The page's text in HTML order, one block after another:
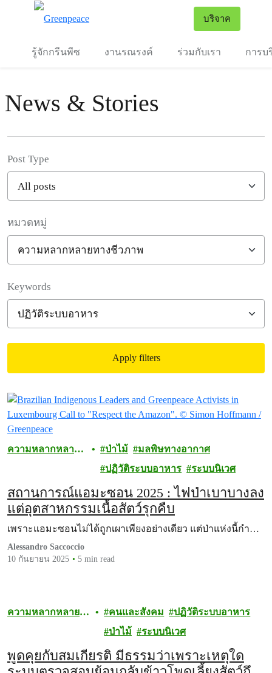
บริจาค
รู้จักกรีนพีซ งานรณรงค์ ร่วมกับเรา การบ
News & Stories
Post Type
หมวดหมู่
Keywords
Apply filters
Filtered results
ความหลากหลาย
ป่าไม้
มลพิษทางอากาศ
ปฏิวัติระบบอาหาร
ระบบนิเวศ
สถานการณ์แอมะซอน 2025 : ไฟป่าเบาบางลง
แต่อุตสาหกรรมเนื้อสัตว์รุกคืบ
เพราะแอมะซอนไม่ได้ถูกเผาเพียงอย่างเดียว แต่ป่าแห่งนี้กำ…
Alessandro Saccoccio
10 กันยายน 2025
5 min read
ความหลากหลาย
คนและสังคม
ปฏิวัติระบบอาหาร
ป่าไม้
ระบบนิเวศ
พูดคุยกับสมเกียรติ มีธรรมว่าเพราะเหตุใด